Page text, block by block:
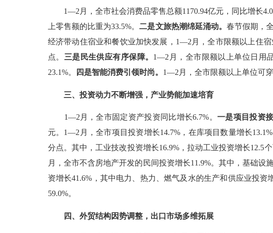
1—2 月，全市社会消费品零售总额1170.94亿元，同比增长
上零售额的比重为33.5%。二是文旅热潮绵延涌动。春节假期，
经济带动住宿业和餐饮业加快发展 ， 1—2 月，全市限额以上住
点。 三是民生供应有序保障。 1—2 月，全市限额以上单位日用
23.1%。 四是智能消费引领时尚。 1—2 月，全市限额以上单位可
三、 投资动力不断增强，产业势能加速培育
1—2 月，全市固定资产投资同比增长6.7%。 一是项目投资接
元。 1—2 月，全市项目投资增长14.7% ，在库项目数量增长13.1%
分点。其中，工业技改投资增长16.9%，拉动工业投资增长12.5
月，全市不含房地产开发的 民间投资增长11.9%。其中，基础设
资增长41.6% ，其中电力、热力、燃气及水的生产和供应业投资
59.0%。
四、 外贸结构因势调整，出口市场多维拓展